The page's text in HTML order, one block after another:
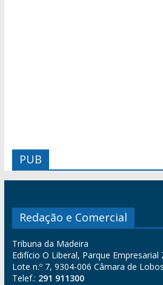
PUB
Redação e Comercial
Tribuna da Madeira
Edifício O Liberal, Parque Empresarial
Lote n.º 7, 9304-006 Câmara de
Telef.: 291 911300